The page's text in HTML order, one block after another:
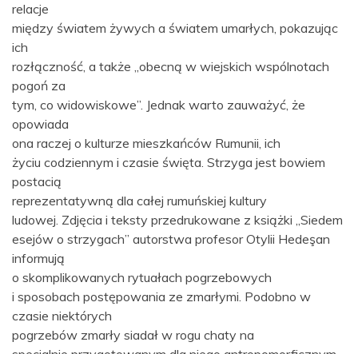
relacje
między światem żywych a światem umarłych, pokazując
ich
rozłączność, a także „obecną w wiejskich wspólnotach
pogoń za
tym, co widowiskowe”. Jednak warto zauważyć, że
opowiada
ona raczej o kulturze mieszkańców Rumunii, ich
życiu codziennym i czasie święta. Strzyga jest bowiem
postacią
reprezentatywną dla całej rumuńskiej kultury
ludowej. Zdjęcia i teksty przedrukowane z książki „Siedem
esejów o strzygach” autorstwa profesor Otylii Hedeşan
informują
o skomplikowanych rytuałach pogrzebowych
i sposobach postępowania ze zmarłymi. Podobno w
czasie niektórych
pogrzebów zmarły siadał w rogu chaty na